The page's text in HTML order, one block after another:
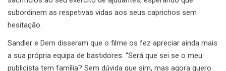
subordinem as respetivas vidas aos seus caprichos sem
hesitação.
Sandler e Dern disseram que o filme os fez apreciar ainda mais
a sua própria equipa de bastidores. “Será que sei se o meu
publicista tem família? Sem dúvida que sim, mas agora quero